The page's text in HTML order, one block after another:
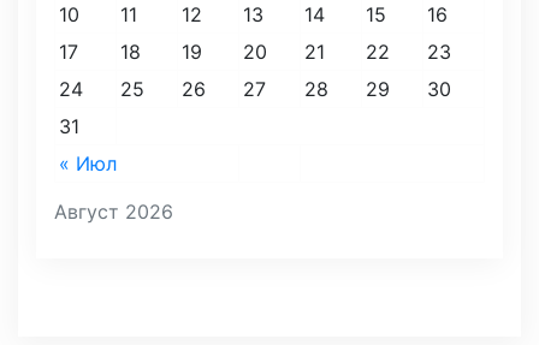
Август 2026
« Июл
10
11 12 13 14 15
16
17
18 19 20 21 22
23
24
25 26 27 28 29
30
31